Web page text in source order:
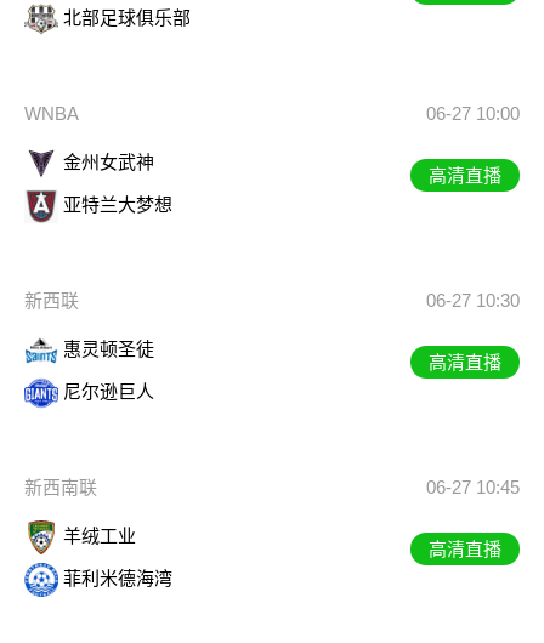
北部足球俱乐部
WNBA 06-27 10:00
金州女武神
亚特兰大梦想
高清直播
新西联 06-27 10:30
惠灵顿圣徒
尼尔逊巨人
高清直播
新西南联 06-27 10:45
羊绒工业
菲利米德海湾
高清直播